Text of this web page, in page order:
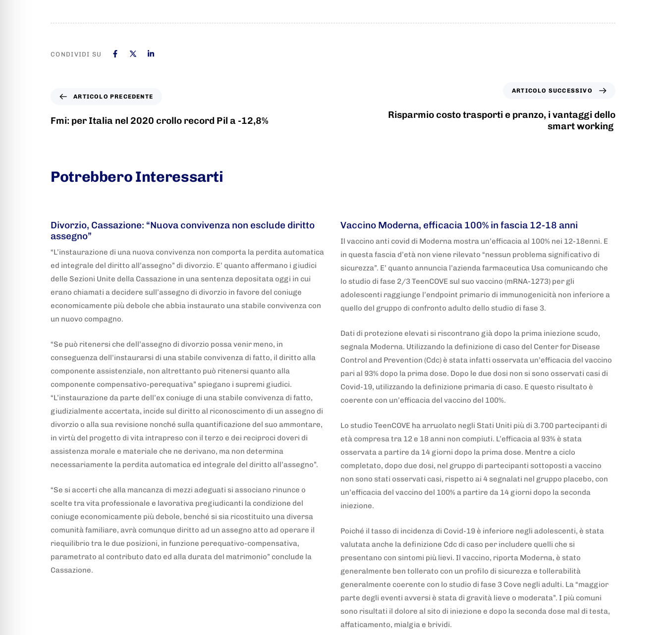
CONDIVIDI SU
ARTICOLO PRECEDENTE
Fmi: per Italia nel 2020 crollo record Pil a -12,8%
ARTICOLO SUCCESSIVO
Risparmio costo trasporti e pranzo, i vantaggi dello
smart working
Potrebbero Interessarti
Divorzio, Cassazione: “Nuova convivenza non esclude diritto
assegno”
“L’instaurazione di una nuova convivenza non comporta la perdita automatica
ed integrale del diritto all’assegno” di divorzio. E’ quanto affermano i giudici
delle Sezioni Unite della Cassazione in una sentenza depositata oggi in cui
erano chiamati a decidere sull’assegno di divorzio in favore del coniuge
economicamente più debole che abbia instaurato una stabile convivenza con
un nuovo compagno.
“Se può ritenersi che dell’assegno di divorzio possa venir meno, in
conseguenza dell’instaurarsi di una stabile convivenza di fatto, il diritto alla
componente assistenziale, non altrettanto può ritenersi quanto alla
componente compensativo-perequativa” spiegano i supremi giudici.
“L’instaurazione da parte dell’ex coniuge di una stabile convivenza di fatto,
giudizialmente accertata, incide sul diritto al riconoscimento di un assegno di
divorzio o alla sua revisione nonché sulla quantificazione del suo ammontare,
in virtù del progetto di vita intrapreso con il terzo e dei reciproci doveri di
assistenza morale e materiale che ne derivano, ma non determina
necessariamente la perdita automatica ed integrale del diritto all’assegno”.
“Se si accerti che alla mancanza di mezzi adeguati si associano rinunce o
scelte tra vita professionale e lavorativa pregiudicanti la condizione del
coniuge economicamente più debole, benché si sia ricostituito una diversa
comunità familiare, avrà comunque diritto ad un assegno atto ad operare il
riequilibrio tra le due posizioni, in funzione perequativo-compensativa,
parametrato al contributo dato ed alla durata del matrimonio” conclude la
Cassazione.
Vaccino Moderna, efficacia 100% in fascia 12-18 anni
Il vaccino anti covid di Moderna mostra un’efficacia al 100% nei 12-18enni. E
in questa fascia d’età non viene rilevato “nessun problema significativo di
sicurezza”. E’ quanto annuncia l’azienda farmaceutica Usa comunicando che
lo studio di fase 2/3 TeenCOVE sul suo vaccino (mRNA-1273) per gli
adolescenti raggiunge l’endpoint primario di immunogenicità non inferiore a
quello del gruppo di confronto adulto dello studio di fase 3.
Dati di protezione elevati si riscontrano già dopo la prima iniezione scudo,
segnala Moderna. Utilizzando la definizione di caso del Center for Disease
Control and Prevention (Cdc) è stata infatti osservata un’efficacia del vaccino
pari al 93% dopo la prima dose. Dopo le due dosi non si sono osservati casi di
Covid-19, utilizzando la definizione primaria di caso. E questo risultato è
coerente con un’efficacia del vaccino del 100%.
Lo studio TeenCOVE ha arruolato negli Stati Uniti più di 3.700 partecipanti di
età compresa tra 12 e 18 anni non compiuti. L’efficacia al 93% è stata
osservata a partire da 14 giorni dopo la prima dose. Mentre a ciclo
completato, dopo due dosi, nel gruppo di partecipanti sottoposti a vaccino
non sono stati osservati casi, rispetto ai 4 segnalati nel gruppo placebo, con
un’efficacia del vaccino del 100% a partire da 14 giorni dopo la seconda
iniezione.
Poiché il tasso di incidenza di Covid-19 è inferiore negli adolescenti, è stata
valutata anche la definizione Cdc di caso per includere quelli che si
presentano con sintomi più lievi. Il vaccino, riporta Moderna, è stato
generalmente ben tollerato con un profilo di sicurezza e tollerabilità
generalmente coerente con lo studio di fase 3 Cove negli adulti. La “maggior
parte degli eventi avversi è stata di gravità lieve o moderata”. I più comuni
sono risultati il dolore al sito di iniezione e dopo la seconda dose mal di testa,
affaticamento, mialgia e brividi.